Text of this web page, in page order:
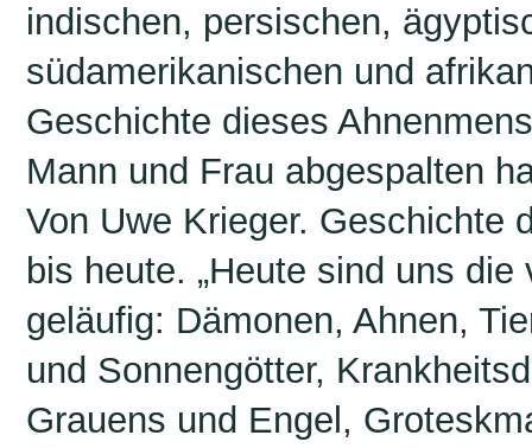
indischen, persischen,
südamerikanischen und
Geschichte dieses
Mann und Frau abgespalten
Von Uwe Krieger. Geschichte
bis heute. „Heute sind uns
geläufig: Dämonen, Ahnen,
und Sonnengötter,
Grauens und Engel,